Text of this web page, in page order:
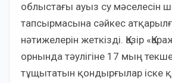
облыстағы ауыз су мәселесін
тапсырмасына сәйкес
нәтижелерін жеткізді. Қазір
орнында тәулігіне 17 мың
тұщытатын қондырғылар іске